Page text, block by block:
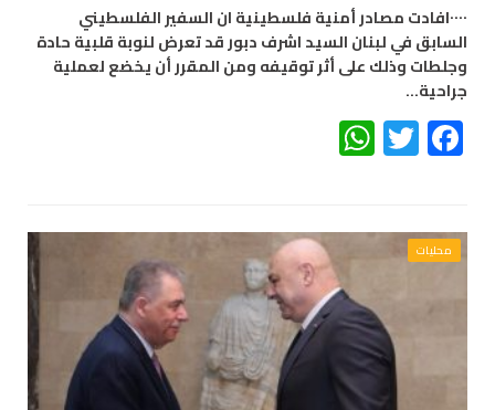
٠٠٠٠افادت مصادر أمنية فلسطينية ان السفير الفلسطيني
السابق في لبنان السيد اشرف دبور قد تعرض لنوبة قلبية حادة
وجلطات وذلك على أثر توقيفه ومن المقرر أن يخضع لعملية
جراحية…
Facebook
Twitter
محليات